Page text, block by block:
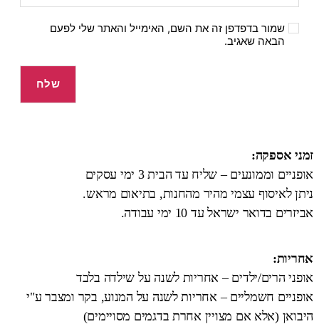
שמור בדפדפן זה את השם, האימייל והאתר שלי לפעם
הבאה שאגיב.
זמני אספקה:
אופניים וממונעים – שליח עד הבית 3 ימי עסקים
ניתן לאיסוף עצמי מהיר מהחנות, בתיאום מראש.
אביזרים בדואר ישראל עד 10 ימי עבודה.
אחריות:
אופני הרים/ילדים – אחריות לשנה על שילדה בלבד
אופניים חשמליים – אחריות לשנה על המנוע, בקר ומצבר ע"י
היבואן (אלא אם מצויין אחרת בדגמים מסויימים)